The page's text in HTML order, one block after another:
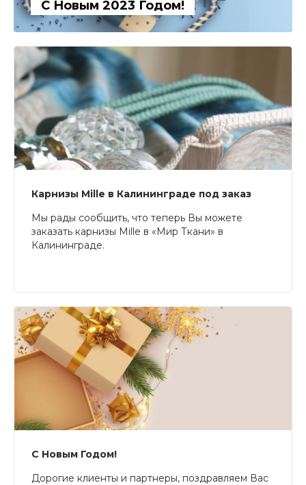
С Новым 2023 Годом!
Карнизы Mille в Калининграде под заказ
Мы рады сообщить, что теперь Вы можете
заказать карнизы Mille в «Мир Ткани» в
Калининграде.
С Новым Годом!
Дорогие клиенты и партнеры, поздравляем Вас